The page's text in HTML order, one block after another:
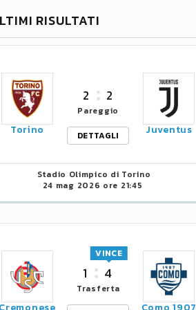
RISULTATI
Torino
2 2
Pareggio
DETTAGLI
Juventus
Stadio Olimpico di Torino
24 mag 2026 ore 21:45
1 4
VINCE
Trasferta